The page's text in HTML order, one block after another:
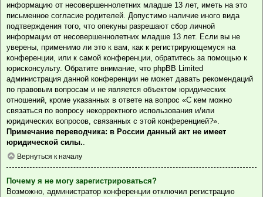
информацию от несовершеннолетних младше 13 лет, иметь на это
письменное согласие родителей. Допустимо наличие иного вида
подтверждения того, что опекуны разрешают сбор личной
информации от несовершеннолетних младше 13 лет. Если вы не
уверены, применимо ли это к вам, как к регистрирующемуся на
конференции, или к самой конференции, обратитесь за помощью к
юрисконсульту. Обратите внимание, что phpBB Limited
администрация данной конференции не может давать рекомендаций
по правовым вопросам и не является объектом юридических
отношений, кроме указанных в ответе на вопрос «С кем можно
связаться по вопросу некорректного использования и/или
юридических вопросов, связанных с этой конференцией?».
Примечание переводчика: в России данный акт не имеет
юридической силы..
Вернуться к началу
Почему я не могу зарегистрироваться?
Возможно, администратор конференции отключил регистрацию